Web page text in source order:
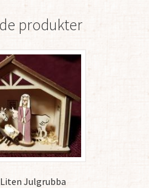
produkter
Julgrubba